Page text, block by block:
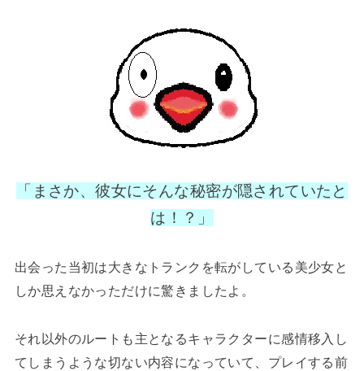
「まさか、彼女にそんな秘密が隠されていたと
は！？」
出会った当初は大きなトランクを転がしている美少女と
しか思えなかっただけに驚きましたよ。
それ以外のルートも主となるキャラクターに感情移入し
てしまうような切ない内容になっていて、プレイする前